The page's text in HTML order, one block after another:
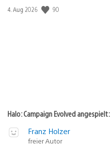
Veröffentlichungsdatum:
4. Aug 2026 90
Halo: Campaign Evolved
Franz Holzer
freier Autor